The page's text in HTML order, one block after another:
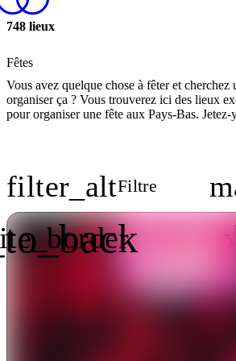
Fêtes
748 lieux
Vous avez quelque chose à fêter et
organiser ça ? Vous trouverez ici des lieux
pour organiser une fête aux Pays-Bas.
filter_altFiltre